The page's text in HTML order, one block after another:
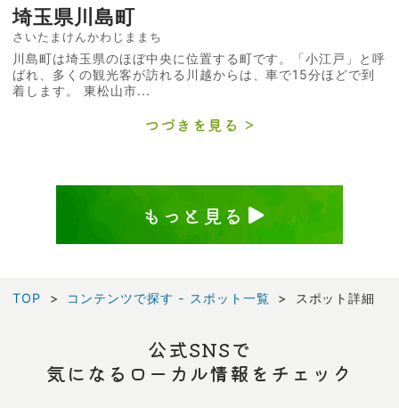
埼玉県川島町
さいたまけんかわじままち
川島町は埼玉県のほぼ中央に位置する町です。「小江戸」と呼
ばれ、多くの観光客が訪れる川越からは、車で15分ほどで到
着します。 東松山市...
つづきを見る
もっと見る
TOP コンテンツで探す - スポット一覧 スポット詳細
公式SNSで
気になるローカル情報をチェック